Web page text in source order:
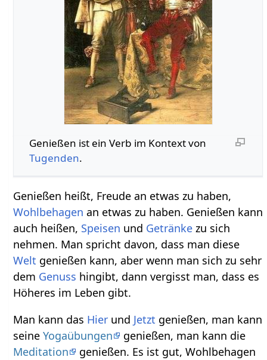
Genießen‏‎ ist ein Verb im Kontext von
Tugenden.
Genießen heißt, Freude an etwas zu haben,
Wohlbehagen an etwas zu haben. Genießen kann
auch heißen, Speisen und Getränke zu sich
nehmen. Man spricht davon, dass man diese
Welt genießen kann, aber wenn man sich zu sehr
dem Genuss hingibt, dann vergisst man, dass es
Höheres im Leben gibt.
Man kann das Hier und Jetzt genießen, man kann
seineYogaübungen
genießen, man kann die
Meditation
genießen. Es ist gut, Wohlbehagen